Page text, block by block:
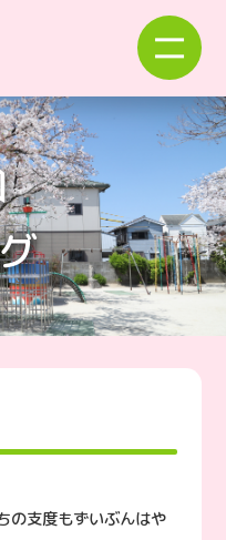
の支度もずいぶんはや